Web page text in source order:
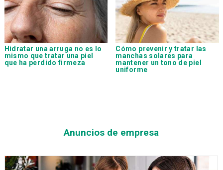
Hidratar una arruga no es lo
mismo que tratar una piel
que ha perdido firmeza
Cómo prevenir y tratar las
manchas solares para
mantener un tono de piel
uniforme
Anuncios de empresa